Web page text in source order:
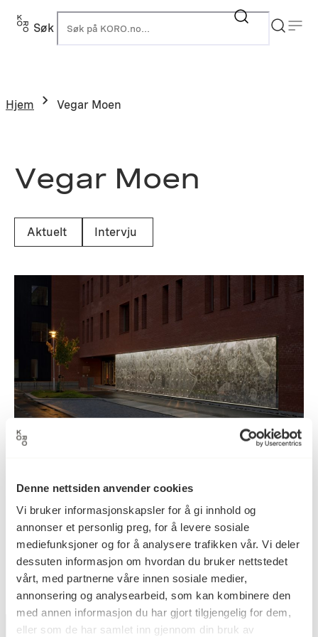
Denne nettsiden anvender cookies
Vi bruker informasjonskapsler for å gi innhold og
annonser et personlig preg, for å levere sosiale
mediefunksjoner og for å analysere trafikken vår. Vi deler
dessuten informasjon om hvordan du bruker nettstedet
vårt, med partnerne våre innen sosiale medier,
annonsering og analysearbeid, som kan kombinere den
med annen informasjon du har gjort tilgjengelig for dem,
eller som de har samlet inn gjennom din bruk av
Hopp
Søk
Hjem Vegar Moen
Vegar Moen
Aktuelt Intervju
Aktuelt20.08.2018
Blikk på fluehjernen